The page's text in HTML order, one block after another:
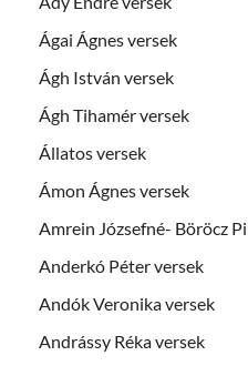
Ágai Ágnes versek
Ágh István versek
Ágh Tihamér versek
Állatos versek
Ámon Ágnes versek
Amrein Józsefné- Böröcz
Anderkó Péter versek
Andók Veronika versek
Andrássy Réka versek